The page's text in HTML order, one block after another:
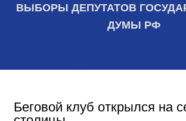
ВЫБОРЫ ДЕПУТАТОВ
ДУМЫ РФ
Беговой клуб открылся на